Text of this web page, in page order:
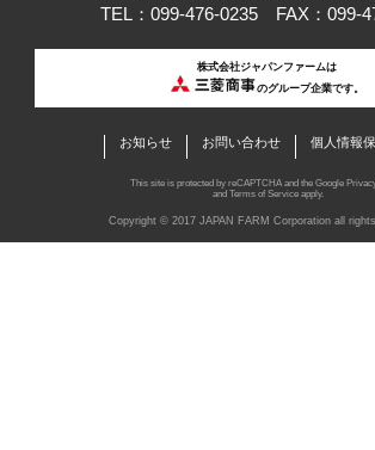
TEL：099-476-0235 FAX：099-
株式会社ジャパンファームは
のグループ企業です。
お知らせ お問い合わせ 個人情報
This site is protected by reCAPTCHA and the Google
and Terms of Serviceapply.
Copyright © 2017 JAPAN FARM Corporation all rights